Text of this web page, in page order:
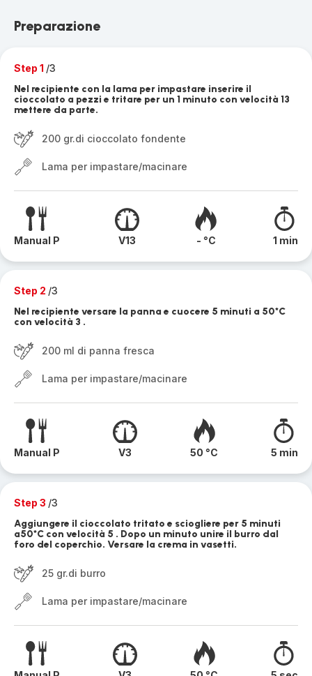
Preparazione
Step 1 /3
Nel recipiente con la lama per impastare inserire il
cioccolato a pezzi e tritare per un 1 minuto con velocità 13
mettere da parte.
200 gr.di cioccolato fondente
Lama per impastare/macinare
Manual P V13 - °C 1 min
Step 2 /3
Nel recipiente versare la panna e cuocere 5 minuti a 50*C
con velocità 3 .
200 ml di panna fresca
Lama per impastare/macinare
Manual P V3 50 °C 5 min
Step 3 /3
Aggiungere il cioccolato tritato e sciogliere per 5 minuti
a50*C con velocità 5 . Dopo un minuto unire il burro dal
foro del coperchio. Versare la crema in vasetti.
25 gr.di burro
Lama per impastare/macinare